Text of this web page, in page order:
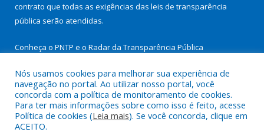
contrato que todas as exigências das leis de transparência
pública serão atendidas.
Conheça o PNTP e o Radar da Transparência Pública
Todos os direitos reservados a Prefeitura Municipal de São
Miguel do Guamá.
Nós usamos cookies para melhorar sua experiência de
navegação no portal. Ao utilizar nosso portal, você
concorda com a política de monitoramento de cookies.
Para ter mais informações sobre como isso é feito, acesse
Política de cookies (Leia mais). Se você concorda, clique em
ACEITO.